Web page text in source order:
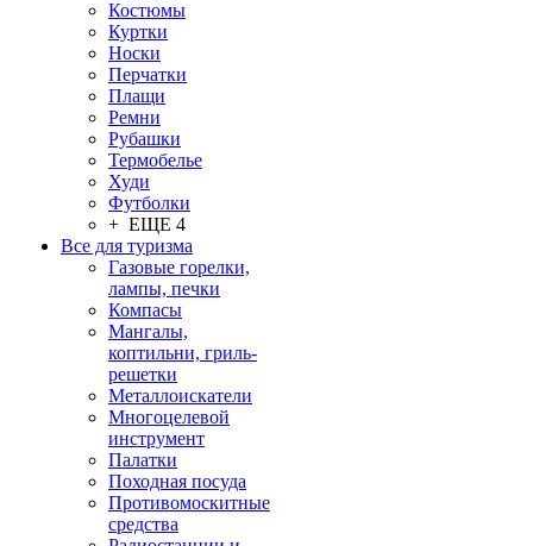
Костюмы
Куртки
Носки
Перчатки
Плащи
Ремни
Рубашки
Термобелье
Худи
Футболки
+ ЕЩЕ 4
Все для туризма
Газовые горелки,
лампы, печки
Компасы
Мангалы,
коптильни, гриль-
решетки
Металлоискатели
Многоцелевой
инструмент
Палатки
Походная посуда
Противомоскитные
средства